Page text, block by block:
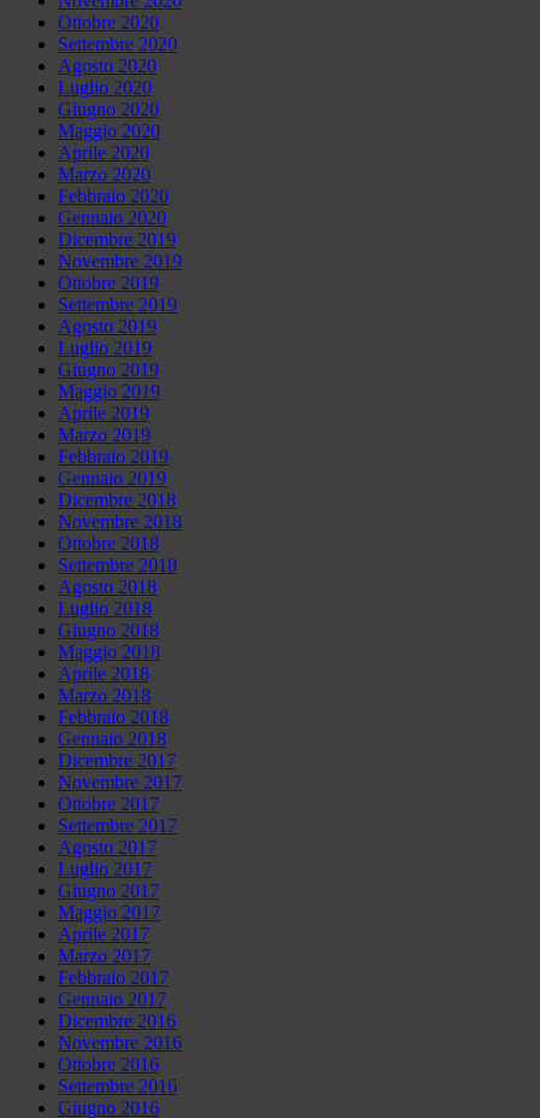
Ottobre 2020
Settembre 2020
Agosto 2020
Luglio 2020
Giugno 2020
Maggio 2020
Aprile 2020
Marzo 2020
Febbraio 2020
Gennaio 2020
Dicembre 2019
Novembre 2019
Ottobre 2019
Settembre 2019
Agosto 2019
Luglio 2019
Giugno 2019
Maggio 2019
Aprile 2019
Marzo 2019
Febbraio 2019
Gennaio 2019
Dicembre 2018
Novembre 2018
Ottobre 2018
Settembre 2018
Agosto 2018
Luglio 2018
Giugno 2018
Maggio 2018
Aprile 2018
Marzo 2018
Febbraio 2018
Gennaio 2018
Dicembre 2017
Novembre 2017
Ottobre 2017
Settembre 2017
Agosto 2017
Luglio 2017
Giugno 2017
Maggio 2017
Aprile 2017
Marzo 2017
Febbraio 2017
Gennaio 2017
Dicembre 2016
Novembre 2016
Ottobre 2016
Settembre 2016
Giugno 2016